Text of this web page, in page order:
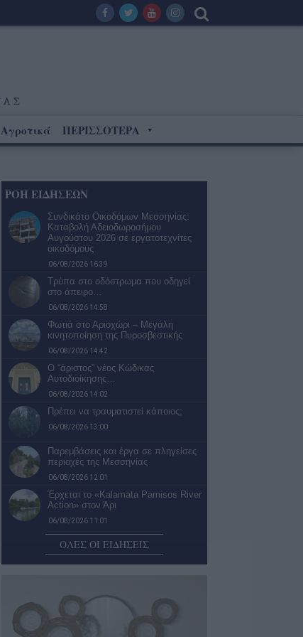
Αγροτικά ΠΕΡΙΣΣΟΤΕΡΑ
ΡΟΗ ΕΙΔΗΣΕΩΝ
Συνδικάτο Οικοδόμων Μεσσηνίας:
Καταβολή Αδειοδωροσήμου
Αυγούστου 2026 σε εργατοτεχνίτες
οικοδόμους
06/08/2026 16:39
Τρύπα στο οδόστρωμα που οδηγεί
στο άπειρο…
06/08/2026 14:58
Φωτιά στο Αριοχώρι – Μεγάλη
κινητοποίηση της Πυροσβεστικής
06/08/2026 14:42
Ο “άριστος” νέος Κώδικας
Αυτοδιοίκησης…
06/08/2026 14:02
Πρέπει να τραυματιστεί κάποιος;
06/08/2026 13:00
Παρεμβάσεις και έργα σε πληγείσες
περιοχές της Μεσσηνίας
06/08/2026 12:01
Έρχεται το «Kalamata Pamisos River
Action» στον Άρι
06/08/2026 11:01
Συνάντηση του περιφερειάρχη με το
Περιφερειακό Τμήμα Καλαμάτας του
δήλωσαν συμμετοχή στο
πρωτάθλημα της Α’…
06/08/2026 09:10
ΟΛΕΣ ΟΙ ΕΙΔΗΣΕΙΣ